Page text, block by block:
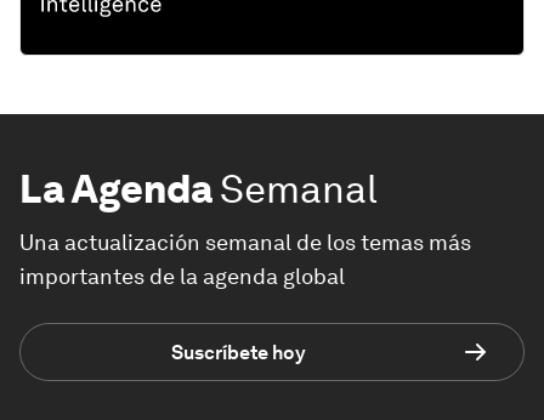
La AgendaSemanal
Una actualización semanal de los temas más
importantes de la agenda global
Suscríbete hoy